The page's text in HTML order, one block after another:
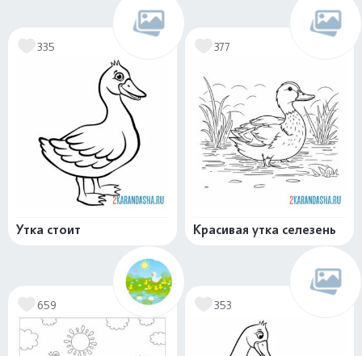
335
Утка стоит
377
Красивая утка селезень
659 353